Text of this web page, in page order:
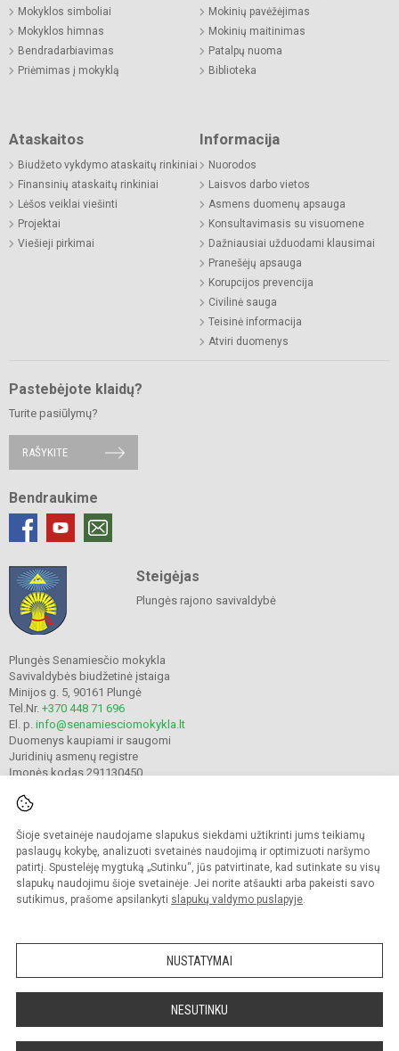
Šioje svetainėje naudojame slapukus siekdami užtikrinti jums teikiamų
paslaugų kokybę, analizuoti svetainės naudojimą ir optimizuoti naršymo
patirtį. Spustelėję mygtuką „Sutinku“, jūs patvirtinate, kad sutinkate su visų
slapukų naudojimu šioje svetainėje. Jei norite atšaukti arba pakeisti savo
sutikimus, prašome apsilankyti slapukų valdymo puslapyje.
NUSTATYMAI
NESUTINKU
Mokyklos simboliai
Mokyklos himnas
Bendradarbiavimas
Priėmimas į mokyklą
Mokinių pavėžėjimas
Mokinių maitinimas
Patalpų nuoma
Biblioteka
Ataskaitos
Biudžeto vykdymo ataskaitų rinkiniai
Finansinių ataskaitų rinkiniai
Lėšos veiklai viešinti
Projektai
Viešieji pirkimai
Informacija
Nuorodos
Laisvos darbo vietos
Asmens duomenų apsauga
Konsultavimasis su visuomene
Dažniausiai užduodami klausimai
Pranešėjų apsauga
Korupcijos prevencija
Civilinė sauga
Teisinė informacija
Atviri duomenys
Pastebėjote klaidų?
Turite pasiūlymų?
RAŠYKITE
Bendraukime
Steigėjas
Plungės rajono savivaldybė
Plungės Senamiesčio mokykla
Savivaldybės biudžetinė įstaiga
Minijos g. 5, 90161 Plungė
Tel.Nr. +370 448 71 696
El. p. info@senamiesciomokykla.lt
Duomenys kaupiami ir saugomi
Juridinių asmenų registre
Įmonės kodas 291130450
© 2022. Plungės Senamiesčio mokykla. Visos teisės saugomos.
Kopijuoti turinį be raštiško gimnazijos sutikimo griežtai draudžiama.
Prieinamumo paraiška Slapukų valdymas
Sumanus būdas atnaujinti